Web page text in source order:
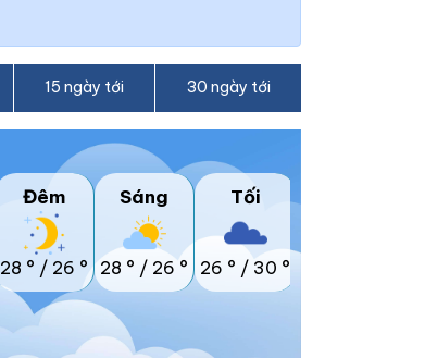
15 ngày tới 30 ngày tới
Đêm
28 ° / 26 °
Sáng
28 ° / 26 °
Tối
26 ° / 30 °